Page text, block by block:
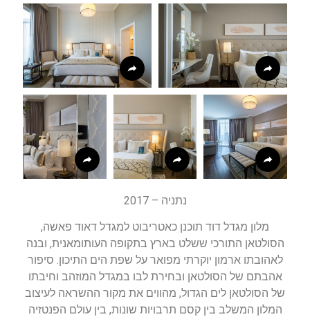
נתניה – 2017
מלון מגדל דוד תוכנן כאטריבוט למגדל דאוד פאשה,
הסולטאן התורכי ששלט בארץ בתקופה העותומאנית, ובנה
לאהובתו ארמון יוקרתי מפואר על שפת הים התיכון. סיפור
אהבתם של הסולטאן ובחירת לבו במגדל המוזהב וחיבתו
של הסולטאן לים הגדול, מהווים את מקור ההשראה לעיצוב
המלון המשלב בין קסם תרבויות שונות, בין עולם הפנטזיה